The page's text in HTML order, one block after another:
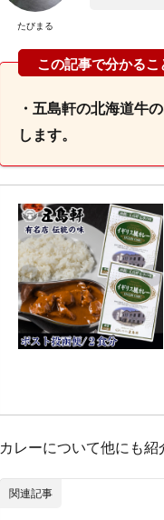
たびまる
・五島軒の北海道牛
します。
カレーについて他にも
関連記事